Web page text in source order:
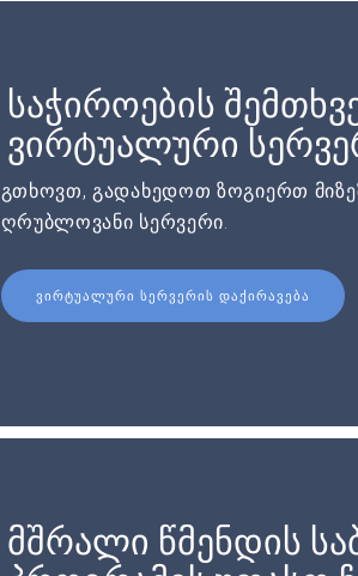
საჭიროების
ვირტუალური
გთხოვთ, გადახედოთ ზოგიერთ
ღრუბლოვანი სერვერი.
ᲕᲘᲠᲢᲣᲐᲚᲣᲠᲘ ᲡᲔᲠᲕᲔᲠᲘᲡ ᲓᲐᲥᲘᲠᲐᲕᲔᲑᲐ
მშრალი წმენდის